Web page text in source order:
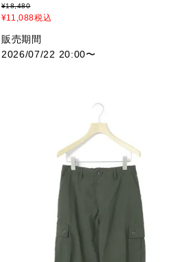
¥18,480
¥11,088税込
販売期間
2026/07/22 20:00〜